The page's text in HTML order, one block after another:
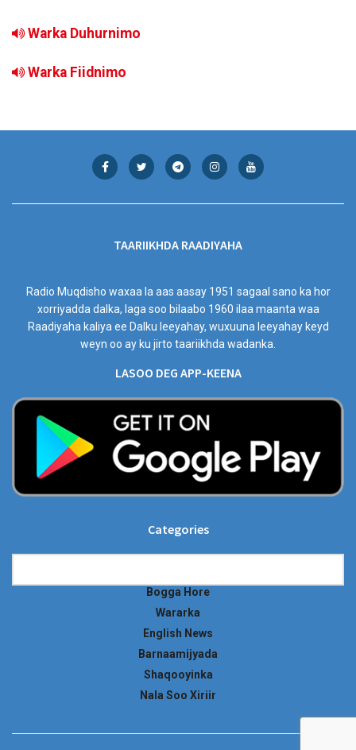
Warka Duhurnimo
Warka Fiidnimo
TAARIIKHDA RAADIYAHA
Radio Muqdisho waxaa la aas aasay 1951 sagaal sano ka hor
xorriyadda dalka, laga soo bilaabo 1960 ilaa maanta waa
Raadiyaha kaliya ee Dalku leeyahay, wuxuuna leeyahay keyd
weyn oo ay ku jirto taariikhda wadanka.
LASOO DEG APP-KEENA
Categories
Bogga Hore
Wararka
English News
Barnaamijyada
Shaqooyinka
Nala Soo Xiriir